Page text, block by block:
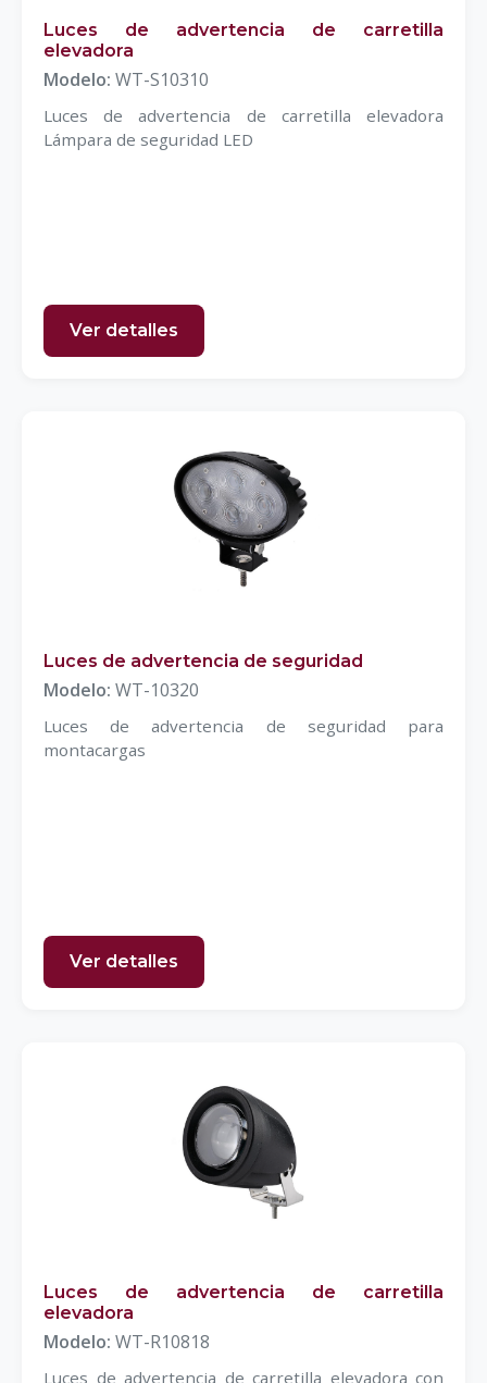
Luces de advertencia de carretilla
elevadora
Modelo: WT-S10310
Luces de advertencia de carretilla elevadora
Lámpara de seguridad LED
Ver detalles
Luces de advertencia de seguridad
Modelo: WT-10320
Luces de advertencia de seguridad para
montacargas
Ver detalles
Luces de advertencia de carretilla
elevadora
Modelo: WT-R10818
Luces de advertencia de carretilla elevadora con